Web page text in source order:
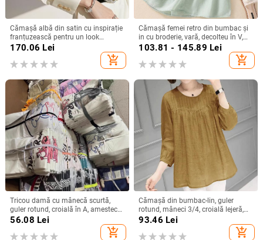
Cămașă albă din satin cu inspirație
franțuzească pentru un look
elegant la birou
170.06 Lei
add_shopping_cart
Cămașă femei retro din bumbac și
in cu broderie, vară, decolteu în V,
croială lejeră, culoare solidă,
103.81 - 145.89 Lei
add_shopping_cart
Tricou damă cu mânecă scurtă,
guler rotund, croială în A, amestec
poliester-spandex, imprimat și
56.08 Lei
add_shopping_cart
Cămașă din bumbac-lin, guler
rotund, mâneci 3/4, croială lejeră,
stil urban de relaxare
93.46 Lei
add_shopping_cart